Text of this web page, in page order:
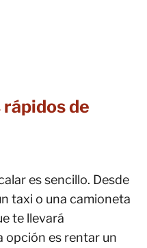
de
es sencillo. Desde
taxi o una camioneta
te llevará
opción es rentar un